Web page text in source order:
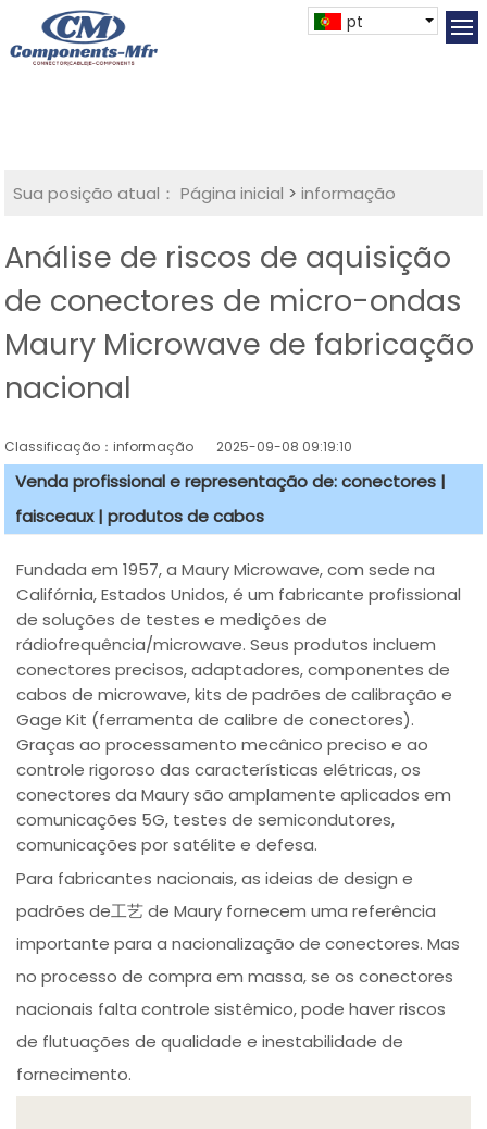
pt
Sua posição atual： Página inicial >informação
Análise de riscos de aquisição
de conectores de micro-ondas
Maury Microwave de fabricação
nacional
Classificação：informação 2025-09-08 09:19:10
Venda profissional e representação de: conectores |
faisceaux | produtos de cabos
Fundada em 1957, a Maury Microwave, com sede na
Califórnia, Estados Unidos, é um fabricante profissional
de soluções de testes e medições de
rádiofrequência/microwave. Seus produtos incluem
conectores precisos, adaptadores, componentes de
cabos de microwave, kits de padrões de calibração e
Gage Kit (ferramenta de calibre de conectores).
Graças ao processamento mecânico preciso e ao
controle rigoroso das características elétricas, os
conectores da Maury são amplamente aplicados em
comunicações 5G, testes de semicondutores,
comunicações por satélite e defesa.
Para fabricantes nacionais, as ideias de design e
padrões de工艺 de Maury fornecem uma referência
importante para a nacionalização de conectores. Mas
no processo de compra em massa, se os conectores
nacionais falta controle sistêmico, pode haver riscos
de flutuações de qualidade e inestabilidade de
fornecimento.